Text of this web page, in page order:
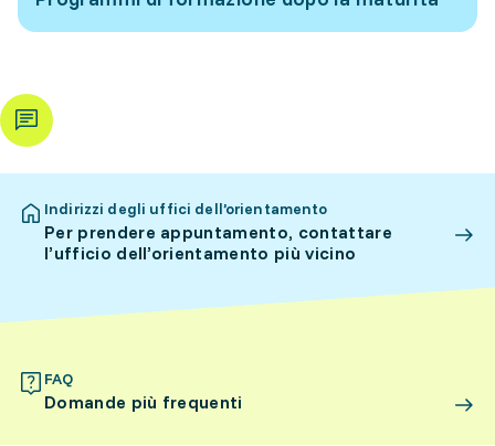
Indirizzi degli uffici dell’orientamento
Per prendere appuntamento, contattare
l’ufficio dell’orientamento più vicino
FAQ
Domande più frequenti